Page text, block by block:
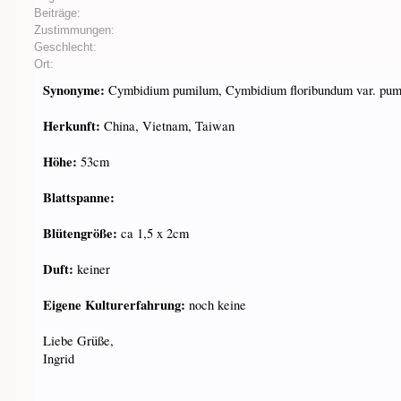
Beiträge:
Zustimmungen:
Geschlecht:
Ort:
Synonyme: Cymbidium pumilum, Cymbidium floribundum var.
Herkunft:China, Vietnam, Taiwan
Höhe:53cm
Blattspanne:
Blütengröße:ca 1,5 x 2cm
Duft:keiner
Eigene Kulturerfahrung:noch keine
Liebe Grüße,
Ingrid